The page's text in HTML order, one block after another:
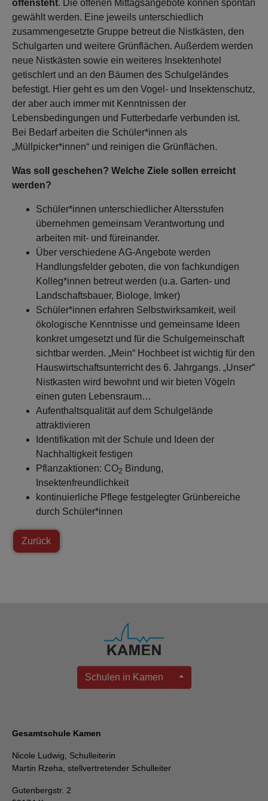
offensteht. Die offenen Mittagsangebote können spontan
gewählt werden. Eine jeweils unterschiedlich
zusammengesetzte Gruppe betreut die Nistkästen, den
Schulgarten und weitere Grünflächen. Außerdem werden
neue Nistkästen sowie ein weiteres Insektenhotel
getischlert und an den Bäumen des Schulgeländes
befestigt. Hier geht es um den Vogel- und Insektenschutz,
der aber auch immer mit Kenntnissen der
Lebensbedingungen und Futterbedarfe verbunden ist.
Bei Bedarf arbeiten die Schüler*innen als
„Müllpicker*innen“ und reinigen die Grünflächen.
Was soll geschehen? Welche Ziele sollen erreicht
werden?
Schüler*innen unterschiedlicher Altersstufen
übernehmen gemeinsam Verantwortung und
arbeiten mit- und füreinander.
Über verschiedene AG-Angebote werden
Handlungsfelder geboten, die von fachkundigen
Kolleg*innen betreut werden (u.a. Garten- und
Landschaftsbauer, Biologe, Imker)
Schüler*innen erfahren Selbstwirksamkeit, weil
ökologische Kenntnisse und gemeinsame Ideen
konkret umgesetzt und für die Schulgemeinschaft
sichtbar werden. „Mein“ Hochbeet ist wichtig für den
Hauswirtschaftsunterricht des 6. Jahrgangs. „Unser“
Nistkasten wird bewohnt und wir bieten Vögeln
einen guten Lebensraum…
Aufenthaltsqualität auf dem Schulgelände
attraktivieren
Identifikation mit der Schule und Ideen der
Nachhaltigkeit festigen
Pflanzaktionen: CO2 Bindung,
Insektenfreundlichkeit
kontinuierliche Pflege festgelegter Grünbereiche
durch Schüler*innen
Zurück
Schulen in Kamen
Gesamtschule Kamen
Nicole Ludwig, Schulleiterin
Martin Rzeha, stellvertretender Schulleiter
Gutenbergstr. 2